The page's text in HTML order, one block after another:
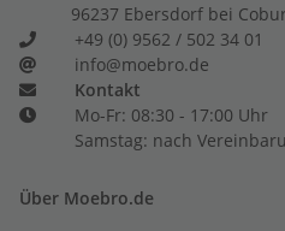
96237 Ebersdorf bei
+49 (0) 9562 / 502 34 01
info@moebro.de
Kontakt
Mo-Fr: 08:30 - 17:00 Uhr
Samstag: nach
Über Moebro.de